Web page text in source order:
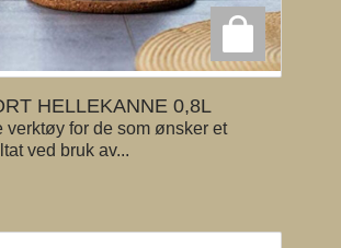
HELLEKANNE 0,8L
verktøy for de som ønsker et
ved bruk av...